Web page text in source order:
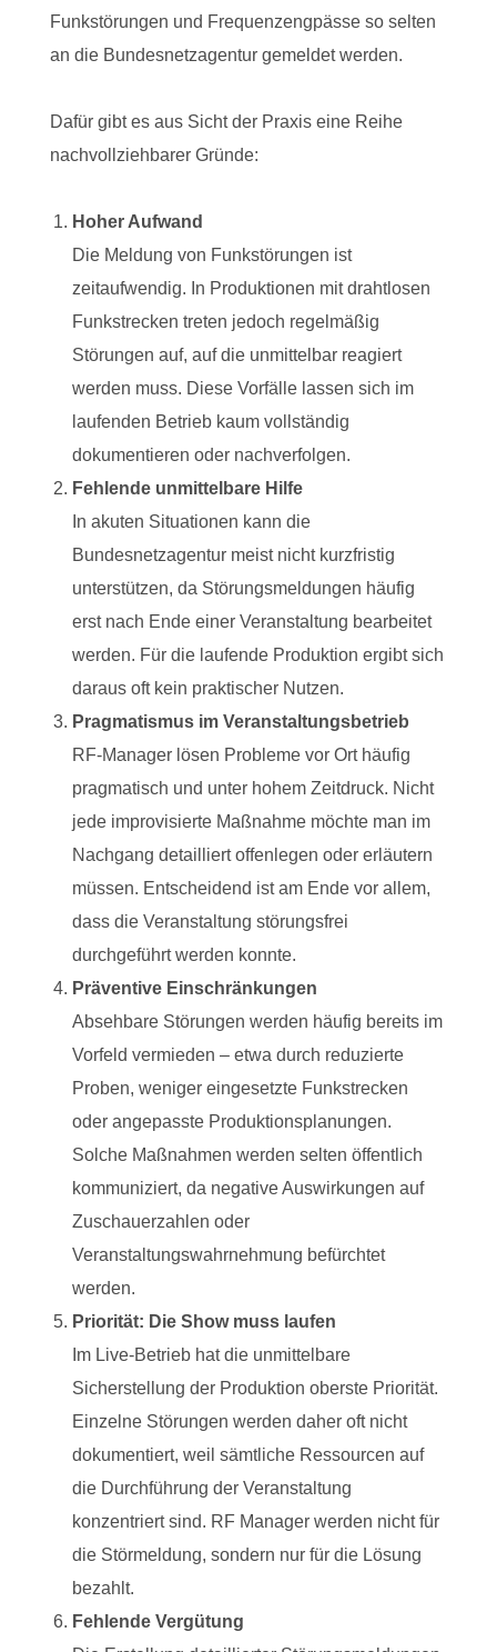
Funkstörungen und Frequenzengpässe so selten
an die Bundesnetzagenturgemeldet werden.
Dafür gibt es aus Sicht der Praxis eine Reihe
nachvollziehbarer Gründe:
Hoher Aufwand
Die Meldung von Funkstörungen ist
zeitaufwendig. In Produktionen mit drahtlosen
Funkstrecken treten jedoch regelmäßig
Störungen auf, auf die unmittelbar reagiert
werden muss. Diese Vorfälle lassen sich im
laufenden Betrieb kaum vollständig
dokumentieren oder nachverfolgen.
Fehlende unmittelbare Hilfe
In akuten Situationen kann die
Bundesnetzagentur meist nicht kurzfristig
unterstützen, da Störungsmeldungen häufig
erst nach Ende einer Veranstaltung bearbeitet
werden. Für die laufende Produktion ergibt sich
daraus oft kein praktischer Nutzen.
Pragmatismus im Veranstaltungsbetrieb
RF-Manager lösen Probleme vor Ort häufig
pragmatisch und unter hohem Zeitdruck. Nicht
jede improvisierte Maßnahme möchte man im
Nachgang detailliert offenlegen oder erläutern
müssen. Entscheidend ist am Ende vor allem,
dass die Veranstaltung störungsfrei
durchgeführt werden konnte.
Präventive Einschränkungen
Absehbare Störungen werden häufig bereits im
Vorfeld vermieden – etwa durch reduzierte
Proben, weniger eingesetzte Funkstrecken
oder angepasste Produktionsplanungen.
Solche Maßnahmen werden selten öffentlich
kommuniziert, da negative Auswirkungen auf
Zuschauerzahlen oder
Veranstaltungswahrnehmung befürchtet
werden.
Priorität: Die Show muss laufen
Im Live-Betrieb hat die unmittelbare
Sicherstellung der Produktion oberste Priorität.
Einzelne Störungen werden daher oft nicht
dokumentiert, weil sämtliche Ressourcen auf
die Durchführung der Veranstaltung
konzentriert sind. RF Manager werden nicht für
die Störmeldung, sondern nur für die Lösung
bezahlt.
Fehlende Vergütung